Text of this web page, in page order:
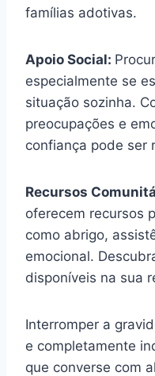
famílias adotivas.
Apoio Social:
especialmente se
situação sozinha.
preocupações e
confiança pode ser
Recursos
oferecem recursos
como abrigo,
emocional.
disponíveis na sua
Interromper a
e completamente
que converse com